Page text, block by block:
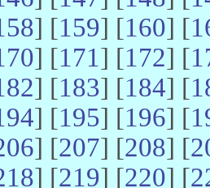
] [159] [160] [
] [171] [172] [
] [183] [184] [
] [195] [196] [
] [207] [208] [
] [219] [220] [